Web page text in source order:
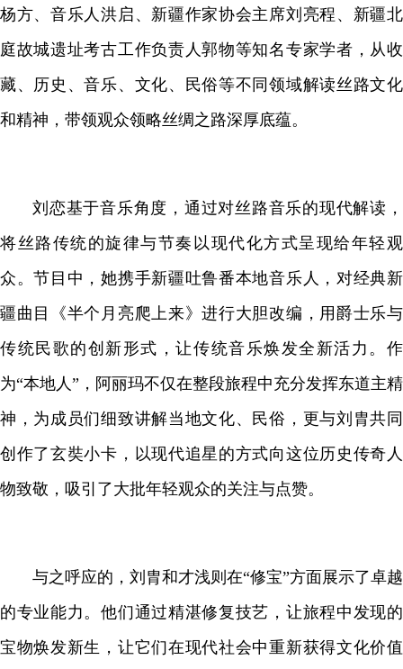
杨方、音乐人洪启、新疆作家协会主席刘亮程、新疆北
庭故城遗址考古工作负责人郭物等知名专家学者，从收
藏、历史、音乐、文化、民俗等不同领域解读丝路文化
和精神，带领观众领略丝绸之路深厚底蕴。
刘恋基于音乐角度，通过对丝路音乐的现代解读，
将丝路传统的旋律与节奏以现代化方式呈现给年轻观
众。节目中，她携手新疆吐鲁番本地音乐人，对经典新
疆曲目《半个月亮爬上来》进行大胆改编，用爵士乐与
传统民歌的创新形式，让传统音乐焕发全新活力。作
为“本地人”，阿丽玛不仅在整段旅程中充分发挥东道主精
神，为成员们细致讲解当地文化、民俗，更与刘胄共同
创作了玄奘小卡，以现代追星的方式向这位历史传奇人
物致敬，吸引了大批年轻观众的关注与点赞。
与之呼应的，刘胄和才浅则在“修宝”方面展示了卓越
的专业能力。他们通过精湛修复技艺，让旅程中发现的
宝物焕发新生，让它们在现代社会中重新获得文化价值